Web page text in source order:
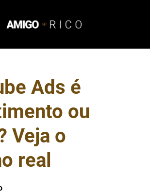
Ads é
ou
Veja o
real